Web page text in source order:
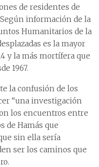
de residentes de
Según información de la
Humanitarios de la
es la mayor
y la más mortífera que
1967.
la confusión de los
“una investigación
los encuentros entre
de Hamás que
sin ella sería
ser los caminos que